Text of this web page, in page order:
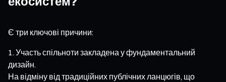
Є три ключові причини:
Участь спільноти закладена у фундаментальний
дизайн.
На відміну від традиційних публічних ланцюгів, що